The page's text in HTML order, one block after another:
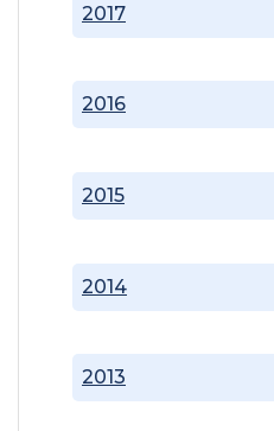
2013
2014
2015
2016
2017